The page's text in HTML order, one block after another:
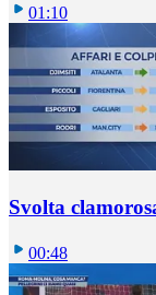
01:10
Svolta
00:48